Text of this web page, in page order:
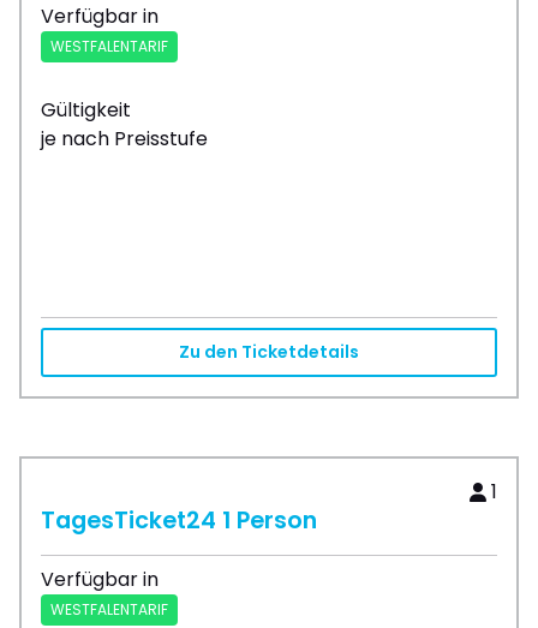
Verfügbar in
WESTFALENTARIF
Gültigkeit
je nach Preisstufe
Zu den Ticketdetails
1
TagesTicket24 1 Person
Verfügbar in
WESTFALENTARIF